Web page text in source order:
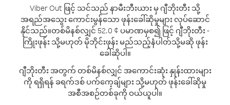
Viber Out ဖြင့် သင်သည် နာမီးဘီးယား မှ ဂျီဘိုးတီး သို့
အရည်အသွေး ကောင်းမွန်သော ဖုန်းခေါ်ဆိုမှုများ လုပ်ဆောင်
နိုင်သည်။တစ်မိနစ်လျှင် 52.0 ¢ ပမာဏမှစ၍ ဖြင့် ဂျီဘိုးတီး -
ကြိုးဖုန်း သို့မဟုတ် မိုဘိုင်းဖုန်း မည်သည့်နံပါတ်သို့မဆို ဖုန်း
ခေါ်ဆိုပါ။
ဂျီဘိုးတီး အတွက် တစ်မိနစ်လျှင် အကောင်းဆုံး နှုန်းထားများ
ကို ရရှိရန် ခရက်ဒစ် ပက်ကေ့ချ်များ သို့မဟုတ် ဖုန်းခေါ်ဆိုမှု
အစီအစဉ်တစ်ခုကို ဝယ်ယူပါ။